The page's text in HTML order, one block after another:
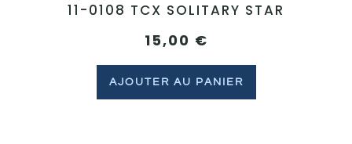
11-0108 TCX SOLITARY STAR
15,00 €
AJOUTER AU PANIER